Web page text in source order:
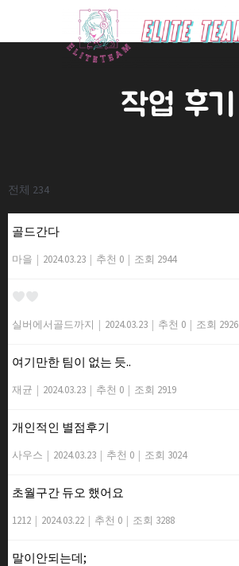
작업 후기
전체 234
골드간다
마을 | 2024.03.23 | 추천 0 | 조회 2944
실버에서골드까지 | 2024.03.23 | 추천 0 | 조회 2926
여기만한 팀이 없는 듯..
재균 | 2024.03.23 | 추천 0 | 조회 2919
개인적인 별점후기
사우스 | 2024.03.23 | 추천 0 | 조회 3024
초월구간 듀오 했어요
1212 | 2024.03.22 | 추천 0 | 조회 3288
말이안되는데;